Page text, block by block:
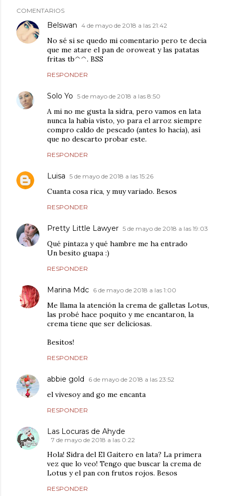
COMENTARIOS
Belswan 4 de mayo de 2018 a las 21:42
No sé si se quedo mi comentario pero te decia
que me atare el pan de oroweat y las patatas
fritas tb^^. BSS
RESPONDER
Solo Yo 5 de mayo de 2018 a las 8:50
A mi no me gusta la sidra, pero vamos en lata
nunca la había visto, yo para el arroz siempre
compro caldo de pescado (antes lo hacía), así
que no descarto probar este.
RESPONDER
Luisa 5 de mayo de 2018 a las 15:26
Cuanta cosa rica, y muy variado. Besos
RESPONDER
Pretty Little Lawyer 5 de mayo de 2018 a las 19:03
Qué pintaza y qué hambre me ha entrado
Un besito guapa :)
RESPONDER
Marina Mdc 6 de mayo de 2018 a las 1:00
Me llama la atención la crema de galletas Lotus,
las probé hace poquito y me encantaron, la
crema tiene que ser deliciosas.
Besitos!
RESPONDER
abbie gold 6 de mayo de 2018 a las 23:52
el vivesoy and go me encanta
RESPONDER
Las Locuras de Ahyde
7 de mayo de 2018 a las 0:22
Hola! Sidra del El Gaitero en lata? La primera
vez que lo veo! Tengo que buscar la crema de
Lotus y el pan con frutos rojos. Besos
RESPONDER